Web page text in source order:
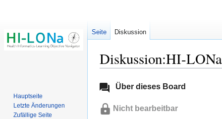
Diskussion:HI-
Zur
Navigation
springen
Zur
Suche
springen
Über dieses Board
Nicht bearbeitbar
Seite Diskussion
Hauptseite
Letzte Änderungen
Zufällige Seite